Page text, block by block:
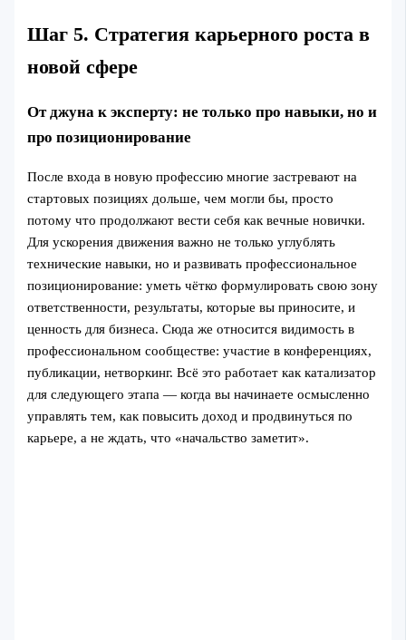
Шаг 5. Стратегия карьерного роста в
новой сфере
От джуна к эксперту: не только про навыки, но и
про позиционирование
После входа в новую профессию многие застревают на
стартовых позициях дольше, чем могли бы, просто
потому что продолжают вести себя как вечные новички.
Для ускорения движения важно не только углублять
технические навыки, но и развивать профессиональное
позиционирование: уметь чётко формулировать свою зону
ответственности, результаты, которые вы приносите, и
ценность для бизнеса. Сюда же относится видимость в
профессиональном сообществе: участие в конференциях,
публикации, нетворкинг. Всё это работает как катализатор
для следующего этапа — когда вы начинаете осмысленно
управлять тем, как повысить доход и продвинуться по
карьере, а не ждать, что «начальство заметит».